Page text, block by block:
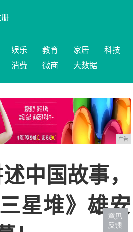
娱乐 教育 家居
科技
消费 微商 大数据
广告
中国故事，
星堆》雄安